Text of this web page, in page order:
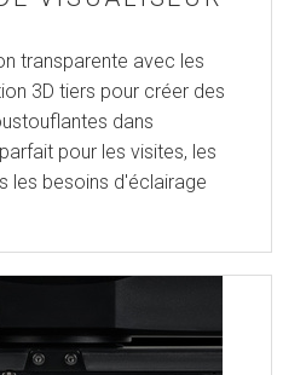
transparente avec les
3D tiers pour créer des
dans
pour les visites, les
les besoins d'éclairage